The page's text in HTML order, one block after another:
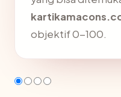
objektif 0-100.